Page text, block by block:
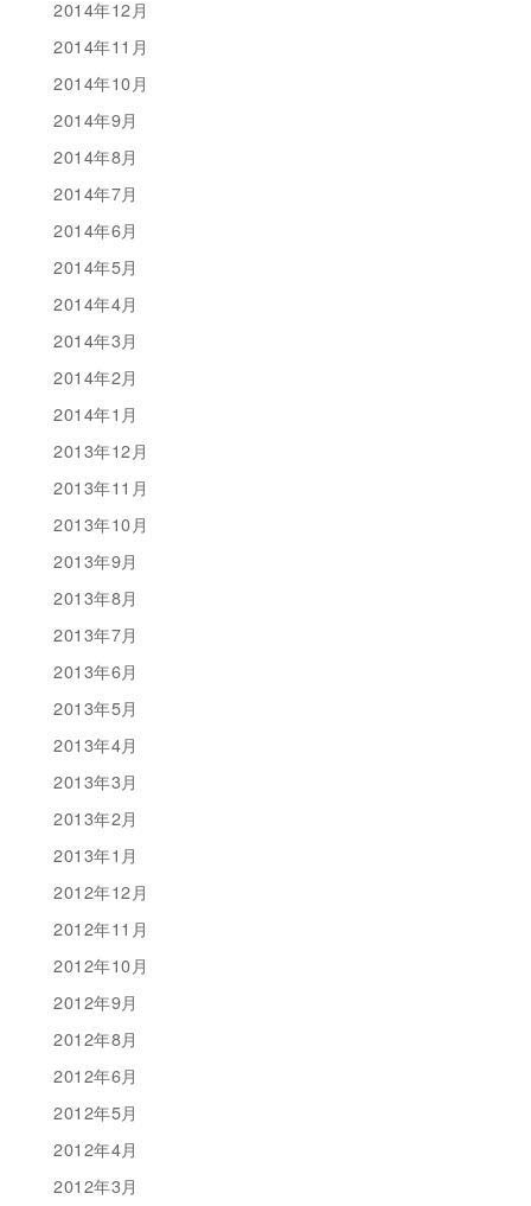
2014年12月
2014年11月
2014年10月
2014年9月
2014年8月
2014年7月
2014年6月
2014年5月
2014年4月
2014年3月
2014年2月
2014年1月
2013年12月
2013年11月
2013年10月
2013年9月
2013年8月
2013年7月
2013年6月
2013年5月
2013年4月
2013年3月
2013年2月
2013年1月
2012年12月
2012年11月
2012年10月
2012年9月
2012年8月
2012年6月
2012年5月
2012年4月
2012年3月